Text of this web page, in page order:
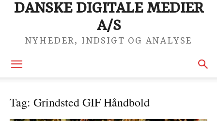
DANSKE DIGITALE MEDIER
A/S
NYHEDER, INDSIGT OG ANALYSE
Tag: Grindsted GIF Håndbold